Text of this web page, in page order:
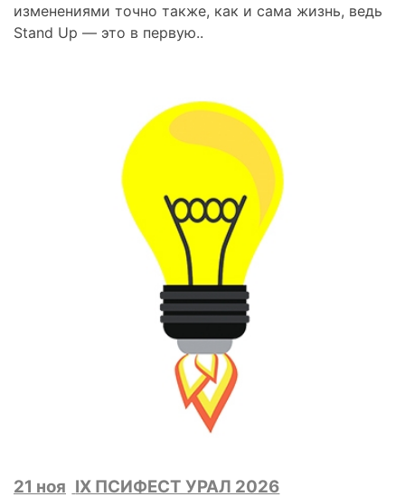
изменениями точно также, как и сама жизнь, ведь
Stand Up — это в первую..
21 ноя IX ПСИФЕСТ УРАЛ 2026